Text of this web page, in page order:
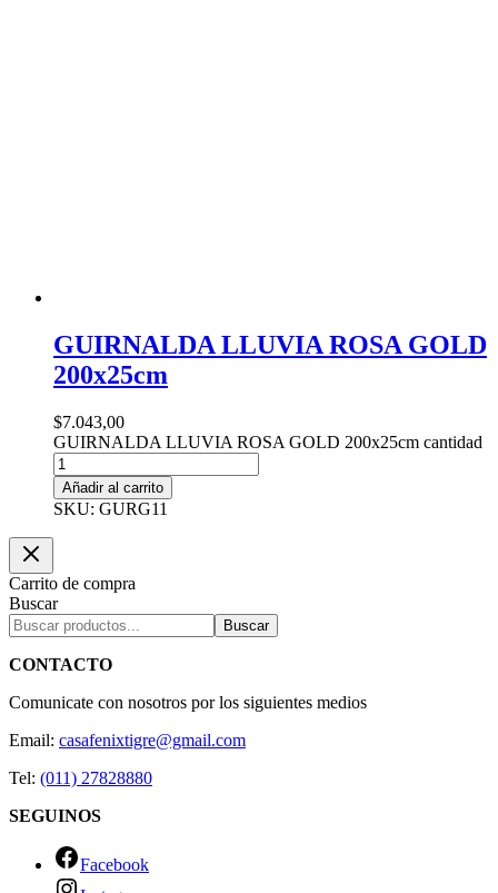
GUIRNALDA LLUVIA ROSA GOLD
200x25cm
$7.043,00
GUIRNALDA LLUVIA ROSA GOLD 200x25cm cantidad
Añadir al carrito
SKU: GURG11
Carrito de compra
Buscar
Buscar
CONTACTO
Comunicate con nosotros por los siguientes medios
Email: casafenixtigre@gmail.com
Tel: (011) 27828880
SEGUINOS
Facebook